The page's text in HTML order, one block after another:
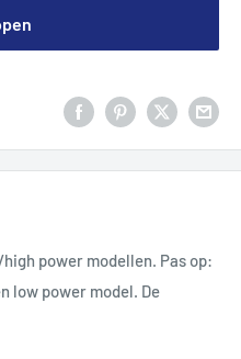
power modellen. Pas op:
low power model. De